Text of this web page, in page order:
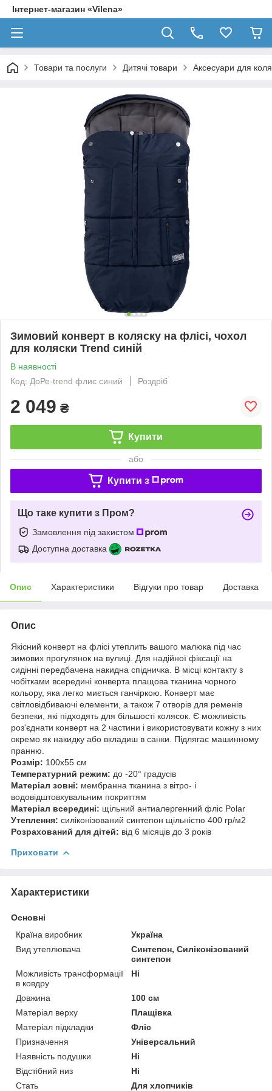
Інтернет-магазин «Vilena»
Товари та послуги Дитячі товари Аксесуари для
Зимовий конверт в коляску на флісі, чохол
для коляски Trend синій
В наявності
Код: ДоРе-trend флис синий
Роздріб
2 049 ₴
Купити
або
Купити з
Що таке купити з Пром?
Замовлення під захистом
Доступна доставка
Опис Характеристики Відгуки про товар Доставка
Опис
Якісний конверт на флісі утеплить вашого малюка під час
зимових прогулянок на вулиці. Для надійної фіксації на
сидінні передбачена накидна спідничка. В місці контакту з
чобітками всередині конверта плащова тканина чорного
кольору, яка легко миється ганчіркою. Конверт має
світловідбиваючі елементи, а також 7 отворів для ременів
безпеки, які підходять для більшості колясок. Є можливість
роз'єднати конверт на 2 частини і використовувати кожну з них
окремо як накидку або вкладиш в санки. Підлягає машинному
пранню.
Розмір: 100х55 см
Температурний режим: до -20° градусів
Матеріал зовні: мембранна тканина з вітро- і
водовідштовхувальним покриттям
Матеріал всередині: щільний антиалергенний фліс Polar
Утеплення: силіконізований синтепон щільністю 400 гр/м2
Розрахований для дітей: від 6 місяців до 3 років
Приховати
Характеристики
Основні
Країна виробник
Україна
Вид утеплювача
Синтепон, Силіконізований
синтепон
Можливість трансформації
в ковдру
Ні
Довжина
100 см
Матеріал верху
Плащівка
Матеріал підкладки
Фліс
Призначення
Універсальний
Наявність подушки
Ні
Відстібний низ
Ні
Стать
Для хлопчиків